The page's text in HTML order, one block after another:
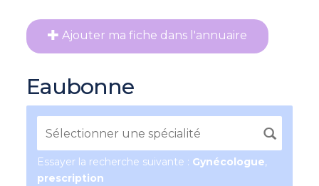
Ajouter ma fiche dans l'annuaire
Eaubonne
Essayer la recherche suivante : Gynécologue,
prescription